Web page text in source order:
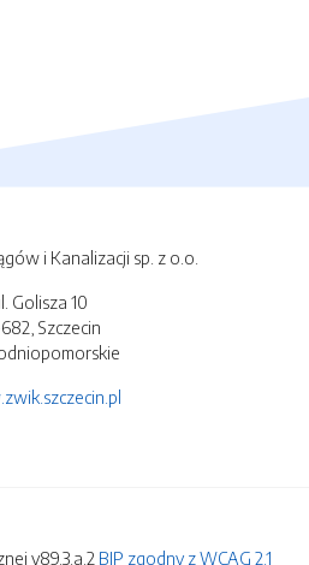
i Kanalizacji sp. z o.o.
Golisza 10
Szczecin
v89.3.a.2 BIP zgodny z WCAG 2.1